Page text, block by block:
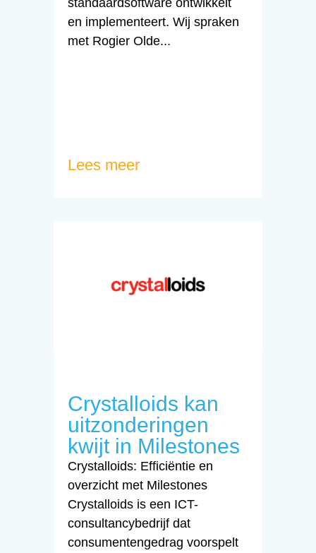
en implementeert. Wij spraken
met Rogier Olde...
Lees meer
Crystalloids kan
uitzonderingen
kwijt in Milestones
Crystalloids: Efficiëntie en
overzicht met Milestones
Crystalloids is een ICT-
consultancybedrijf dat
consumentengedrag voorspelt